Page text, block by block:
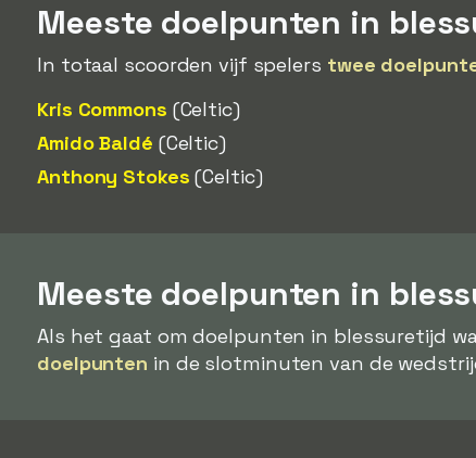
Meeste doelpunten in
In totaal scoorden vijf spelers twee
Kris Commons (Celtic)
Amido Baldé (Celtic)
Anthony Stokes (Celtic)
Meeste doelpunten in
Als het gaat om doelpunten in blessuretijd
doelpunten in de slotminuten van de